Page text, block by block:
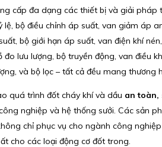
cấp đa dạng các thiết bị và giải pháp
bộ điều chỉnh áp suất, van giảm áp
bộ giới hạn áp suất, van điện khí
lưu lượng, bộ truyền động, van điều
và bộ lọc – tất cả đều mang thương
quá trình đốt cháy khí và dầu an toàn,
nghiệp và hệ thống sưởi. Các sản
chỉ phục vụ cho ngành công
cho các loại động cơ đốt trong.